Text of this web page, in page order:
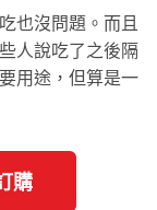
也沒問題。而且
人說吃了之後隔
用途，但算是一
購